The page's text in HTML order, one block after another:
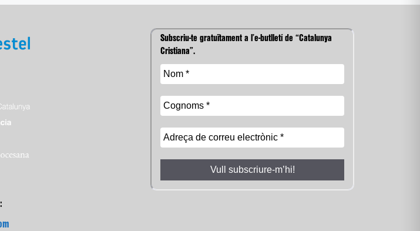
Subscriu-te gratuïtament a l’e-butlletí de “Catalunya
Cristiana”.